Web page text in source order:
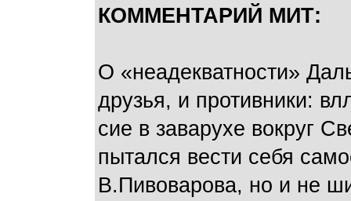
КОММЕНТАРИЙ МИТ:
О «неадекватности»
друзья, и противники:
сие в заварухе вокруг
пытался вести себя
В.Пивоварова, но и не